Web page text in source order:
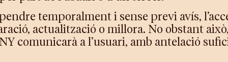
temporalment i sense previ avís,
actualització o millora. No obstant
comunicarà a l’usuari, amb antelació